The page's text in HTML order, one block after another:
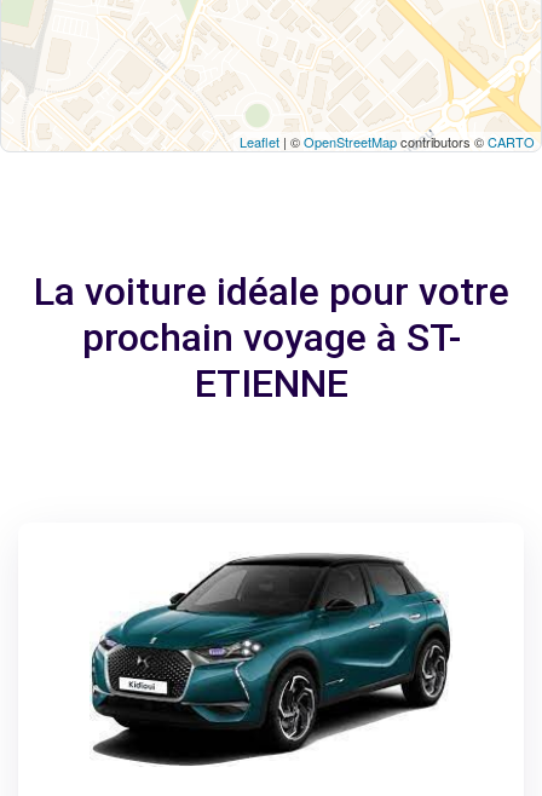
Leaflet | ©OpenStreetMapcontributors ©CARTO
La voiture idéale pour votre
prochain voyage à ST-
ETIENNE